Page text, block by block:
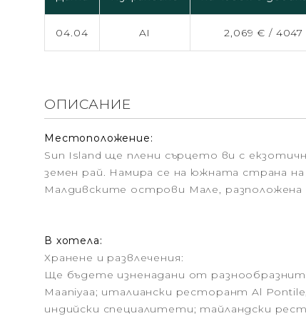
04.04 AI 2,069 € / 4047
ОПИСАНИЕ
Местоположение:
Sun Island ще плени сърцето ви с
земен рай. Намира се на южната страна
Малдивските острови Мале, разположена
В хотела:
Хранене и развлечения:
Ще бъдете изненадани от
Maaniyaa; италиански ресторант Al
индийски специалитети; тайландски